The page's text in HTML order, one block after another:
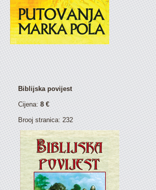
Biblijska povijest
Cijena:8 €
Brooj stranica: 232